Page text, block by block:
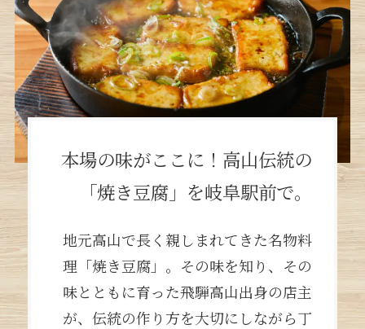
本場の味がここに！高山伝統の
「焼き豆腐」を岐阜駅前で。
地元高山で長く親しまれてきた名物料
理「焼き豆腐」。その味を知り、その
味とともに育った飛騨高山出身の店主
が、伝統の作り方を大切にしながら丁